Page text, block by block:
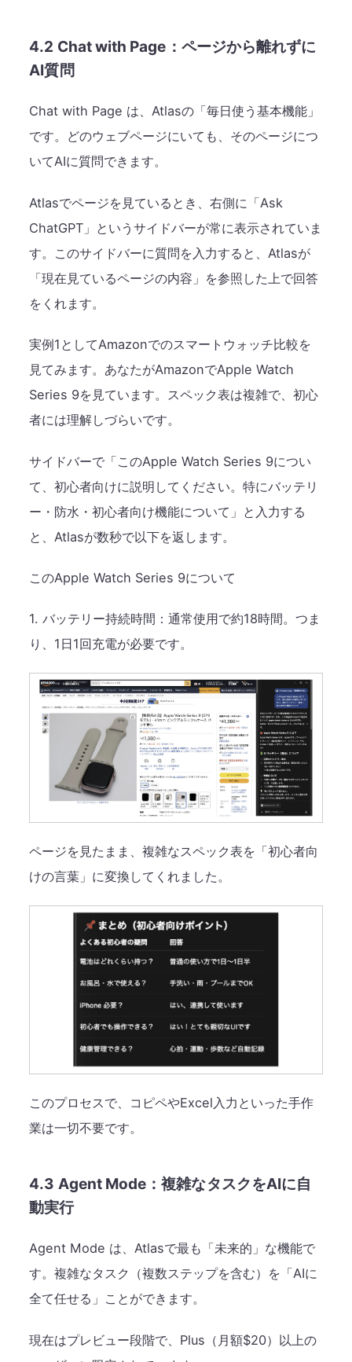
4.2 Chat with Page：ページから離れずに
AI質問
Chat with Page は、Atlasの「毎日使う基本機能」
です。どのウェブページにいても、そのページにつ
いてAIに質問できます。
Atlasでページを見ているとき、右側に「Ask
ChatGPT」というサイドバーが常に表示されていま
す。このサイドバーに質問を入力すると、Atlasが
「現在見ているページの内容」を参照した上で回答
をくれます。
実例1としてAmazonでのスマートウォッチ比較を
見てみます。あなたがAmazonでApple Watch
Series 9を見ています。スペック表は複雑で、初心
者には理解しづらいです。
サイドバーで「このApple Watch Series 9につい
て、初心者向けに説明してください。特にバッテリ
ー・防水・初心者向け機能について」と入力する
と、Atlasが数秒で以下を返します。
このApple Watch Series 9について
1. バッテリー持続時間：通常使用で約18時間。つま
り、1日1回充電が必要です。
ページを見たまま、複雑なスペック表を「初心者向
けの言葉」に変換してくれました。
このプロセスで、コピペやExcel入力といった手作
業は一切不要です。
4.3 Agent Mode：複雑なタスクをAIに自
動実行
Agent Mode は、Atlasで最も「未来的」な機能で
す。複雑なタスク（複数ステップを含む）を「AIに
全て任せる」ことができます。
現在はプレビュー段階で、Plus（月額$20）以上の